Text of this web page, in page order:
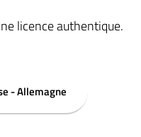
licence authentique.
- Allemagne